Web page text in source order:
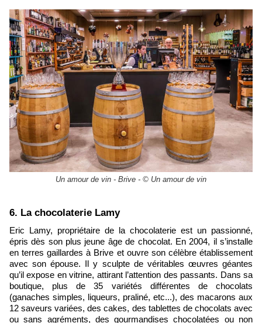
Un amour de vin - Brive - © Un amour de vin
6. La chocolaterie Lamy
Eric Lamy, propriétaire de la chocolaterie est un passionné,
épris dès son plus jeune âge de chocolat. En 2004, il s’installe
en terres gaillardes à Brive et ouvre son célèbre établissement
avec son épouse. Il y sculpte de véritables œuvres géantes
qu’il expose en vitrine, attirant l’attention des passants. Dans sa
boutique, plus de 35 variétés différentes de chocolats
(ganaches simples, liqueurs, praliné, etc...), des macarons aux
12 saveurs variées, des cakes, des tablettes de chocolats avec
ou sans agréments, des gourmandises chocolatées ou non